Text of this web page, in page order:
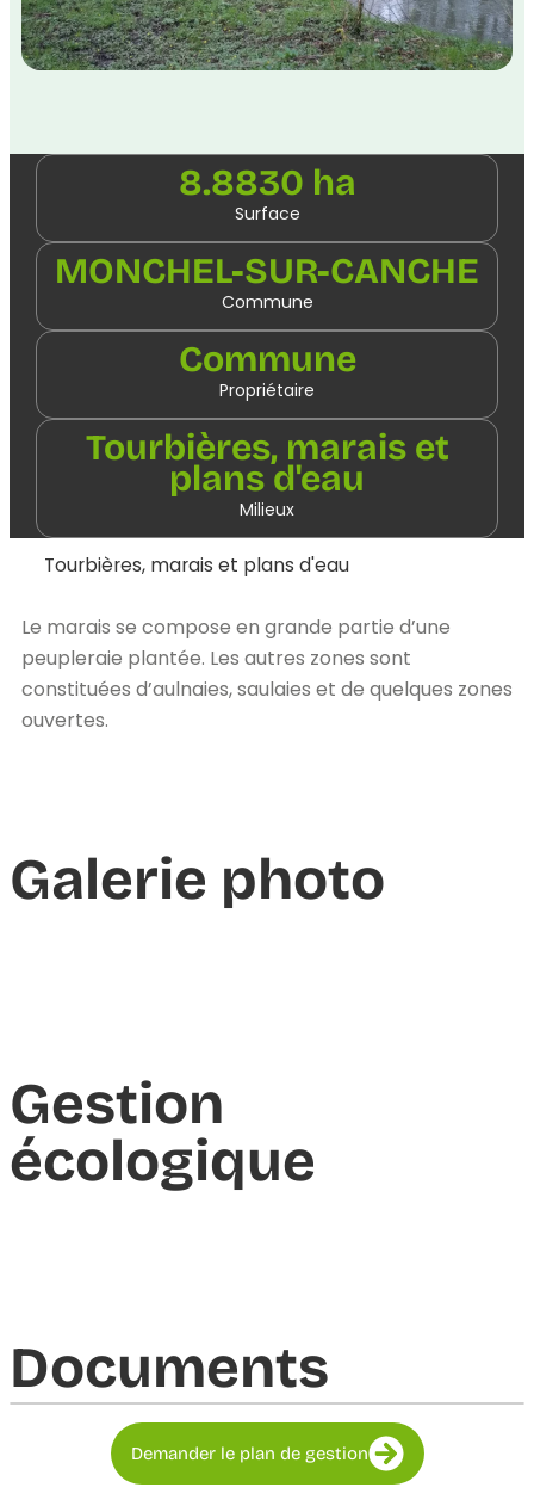
8.8830 ha
Surface
MONCHEL-SUR-CANCHE
Commune
Commune
Propriétaire
Tourbières, marais et
plans d'eau
Milieux
Tourbières, marais et plans d'eau
Le marais se compose en grande partie d’une
peupleraie plantée. Les autres zones sont
constituées d’aulnaies, saulaies et de quelques zones
ouvertes.
Galerie photo
Gestion
écologique
Documents​
Demander le plan de gestion